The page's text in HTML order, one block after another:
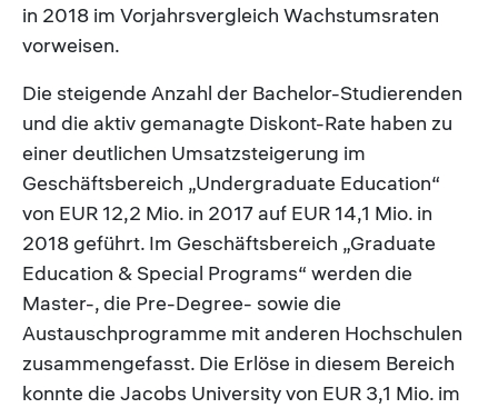
in 2018 im Vorjahrsvergleich Wachstumsraten
vorweisen.
Die steigende Anzahl der Bachelor-Studierenden
und die aktiv gemanagte Diskont-Rate haben zu
einer deutlichen Umsatzsteigerung im
Geschäftsbereich „Undergraduate Education“
von EUR 12,2 Mio. in 2017 auf EUR 14,1 Mio. in
2018 geführt. Im Geschäftsbereich „Graduate
Education & Special Programs“ werden die
Master-, die Pre-Degree- sowie die
Austauschprogramme mit anderen Hochschulen
zusammengefasst. Die Erlöse in diesem Bereich
konnte die Jacobs University von EUR 3,1 Mio. im